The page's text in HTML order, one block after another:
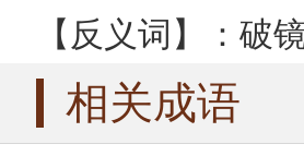
【反义词】：破
相关成语